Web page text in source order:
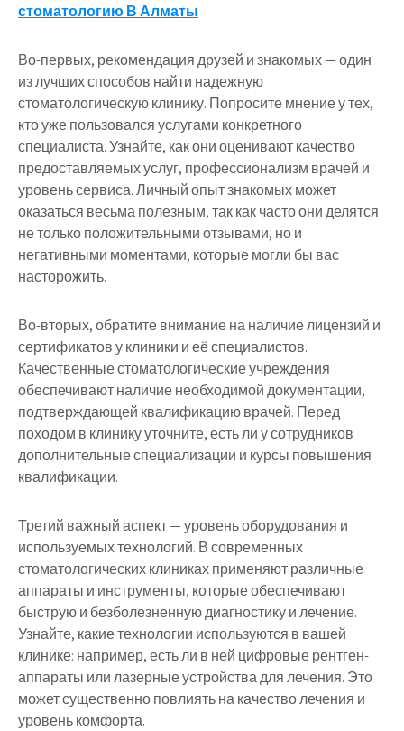
стоматологию В Алматы
Во-первых, рекомендация друзей и знакомых — один
из лучших способов найти надежную
стоматологическую клинику. Попросите мнение у тех,
кто уже пользовался услугами конкретного
специалиста. Узнайте, как они оценивают качество
предоставляемых услуг, профессионализм врачей и
уровень сервиса. Личный опыт знакомых может
оказаться весьма полезным, так как часто они делятся
не только положительными отзывами, но и
негативными моментами, которые могли бы вас
насторожить.
Во-вторых, обратите внимание на наличие лицензий и
сертификатов у клиники и её специалистов.
Качественные стоматологические учреждения
обеспечивают наличие необходимой документации,
подтверждающей квалификацию врачей. Перед
походом в клинику уточните, есть ли у сотрудников
дополнительные специализации и курсы повышения
квалификации.
Третий важный аспект — уровень оборудования и
используемых технологий. В современных
стоматологических клиниках применяют различные
аппараты и инструменты, которые обеспечивают
быструю и безболезненную диагностику и лечение.
Узнайте, какие технологии используются в вашей
клинике: например, есть ли в ней цифровые рентген-
аппараты или лазерные устройства для лечения. Это
может существенно повлиять на качество лечения и
уровень комфорта.